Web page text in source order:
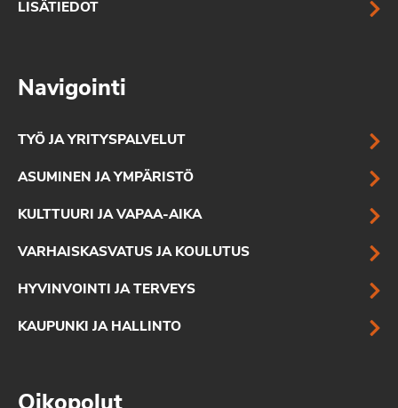
LISÄTIEDOT
Navigointi
TYÖ JA YRITYSPALVELUT
ASUMINEN JA YMPÄRISTÖ
KULTTUURI JA VAPAA-AIKA
VARHAISKASVATUS JA KOULUTUS
HYVINVOINTI JA TERVEYS
KAUPUNKI JA HALLINTO